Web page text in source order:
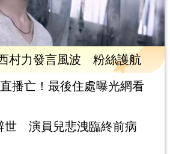
村力發言風波 粉絲護航
播亡！最後住處曝光網看
世 演員兒悲洩臨終前病